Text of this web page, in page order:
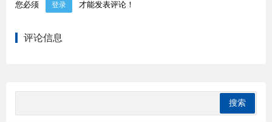
您必须 登录 才能发表评论！
评论信息